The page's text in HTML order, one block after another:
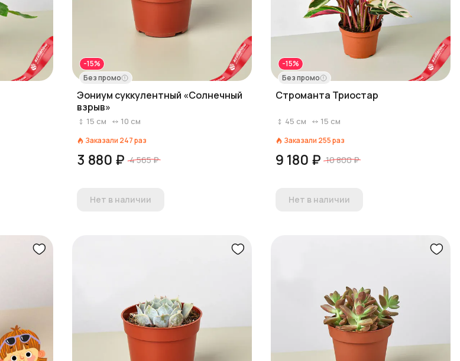
-15%
Без промо
Эониум суккулентный «Солнечный
взрыв»
15 см 10 см
Заказали 247раз
3 880 ₽ 4 565 ₽
Нет в наличии
-15%
Без промо
Строманта Триостар
45 см 15 см
Заказали 255раз
9 180 ₽ 10 800 ₽
Нет в наличии